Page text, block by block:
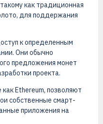
как традиционная
для поддержания
к определенным
Они обычно
предложения монет
проекта.
Ethereum, позволяют
собственные смарт-
приложения на